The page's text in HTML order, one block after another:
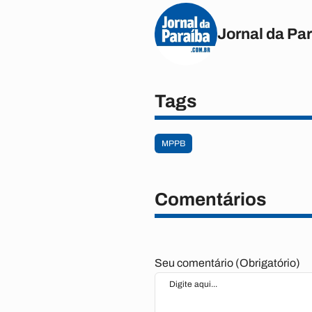
Jornal da
Tags
MPPB
Comentários
Seu comentário (Obrigatório)